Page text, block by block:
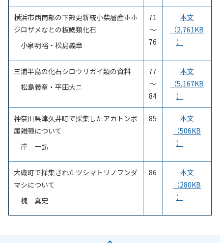
横浜市西南部の下部更新統小柴層産ホホ
ジロザメなとの板鰓類化石
小泉明裕・松島義章
71
～
76
本文
（2,761KB
）
三浦半島の化石シロウリガイ類の資料
松島義章・平田大ニ
77
～
84
本文
（5,167KB
）
神奈川県津久井町で採集したアカトンボ
属雑種について
岸 一弘
85
本文
（506KB
）
大磯町で採集されたツシマトリノフンダ
マシについて
槐 真史
86
本文
（280KB
）